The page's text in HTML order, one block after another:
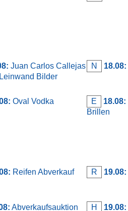
Juan Carlos Callejas
Bilder
N 18.08:
Oval Vodka E 18.08:
Brillen
Reifen Abverkauf R 19.08:
Abverkaufsauktion H 19.08: